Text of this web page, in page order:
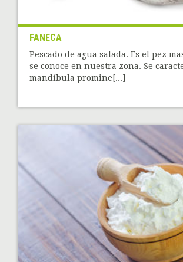
FANECA
Pescado de agua salada. Es el pez
se conoce en nuestra zona. Se
mandíbula promine[...]